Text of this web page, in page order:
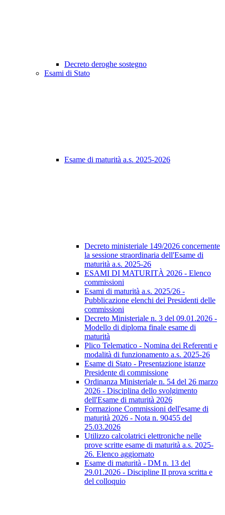
Decreto deroghe sostegno
Esami di Stato
Esame di maturità a.s. 2025-2026
Decreto ministeriale 149/2026 concernente
la sessione straordinaria dell'Esame di
maturità a.s. 2025-26
ESAMI DI MATURITÀ 2026 - Elenco
commissioni
Esami di maturità a.s. 2025/26 -
Pubblicazione elenchi dei Presidenti delle
commissioni
Decreto Ministeriale n. 3 del 09.01.2026 -
Modello di diploma finale esame di
maturità
Plico Telematico - Nomina dei Referenti e
modalità di funzionamento a.s. 2025-26
Esame di Stato - Presentazione istanze
Presidente di commissione
Ordinanza Ministeriale n. 54 del 26 marzo
2026 - Disciplina dello svolgimento
dell'Esame di maturità 2026
Formazione Commissioni dell'esame di
maturità 2026 - Nota n. 90455 del
25.03.2026
Utilizzo calcolatrici elettroniche nelle
prove scritte esame di maturità a.s. 2025-
26. Elenco aggiornato
Esame di maturità - DM n. 13 del
29.01.2026 - Discipline II prova scritta e
del colloquio